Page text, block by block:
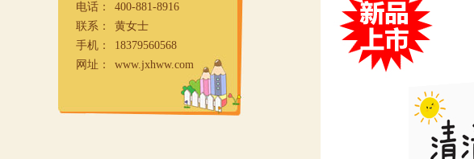
电话：
400-881-8916
联系：
黄女士
手机：
18379560568
网址：
www.jxhww.com